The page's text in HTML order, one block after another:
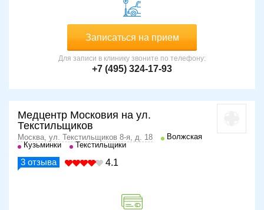
Записаться на прием
Для записи в клинику звоните по телефону:
+7 (495) 324-17-93
Медцентр Московия на ул.
Текстильщиков
Москва, ул. Текстильщиков 8-я, д. 18
Волжская
Кузьминки
Текстильщики
3 отзыва 4.1